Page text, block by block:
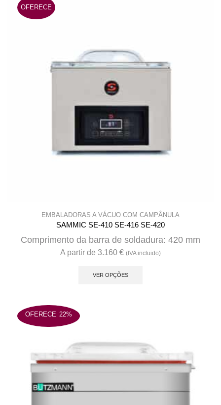
chosen
page
OFERECE
EMBALADORAS A VÁCUO COM CAMPÂNULA
SAMMIC SE-410 SE-416 SE-420
Comprimento da barra de soldadura: 420 mm
A partir de 3.160 € (IVA incluido)
VER OPÇÕES
may
be
chosen
the
OFERECE 22%